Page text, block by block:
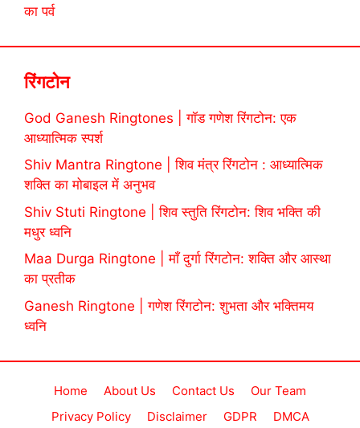
का पर्व
रिंगटोन
God Ganesh Ringtones | गॉड गणेश रिंगटोन: एक
आध्यात्मिक स्पर्श
Shiv Mantra Ringtone | शिव मंत्र रिंगटोन : आध्यात्मिक
शक्ति का मोबाइल में अनुभव
Shiv Stuti Ringtone | शिव स्तुति रिंगटोन: शिव भक्ति की
मधुर ध्वनि
Maa Durga Ringtone | माँ दुर्गा रिंगटोन: शक्ति और आस्था
का प्रतीक
Ganesh Ringtone | गणेश रिंगटोन: शुभता और भक्तिमय
ध्वनि
Home About Us Contact Us
Our Team
Privacy Policy
Disclaimer GDPR DMCA